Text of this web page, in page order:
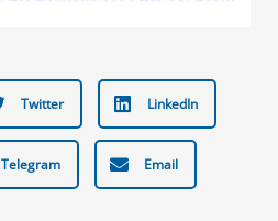
Twitter LinkedIn
Telegram Email